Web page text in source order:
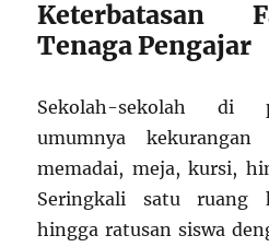
Keterbatasan
Tenaga Pengajar
Sekolah-sekolah di
umumnya
memadai, meja, kursi,
Seringkali satu ruang
hingga ratusan siswa